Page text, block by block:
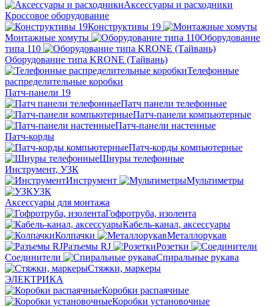
Аксессуары и расходники
Кроссовое оборудование
Конструктивы 19
Монтажные хомуты
Оборудование
типа 110
Оборудование типа KRONE (Тайвань)
Телефонные
распределительные коробки
Патч-панели 19
Патч панели телефонные
Патч-панели компьютерные
Патч-панели настенные
Патч-корды
Патч-корды компьютерные
Шнуры телефонные
Инструмент, УЗК
Инструмент
Мультиметры
УЗК
Аксессуары для монтажа
Гофротруба, изолента
Кабель-канал, аксессуары
Колпачки
Металлорукав
Разъемы RJ
Розетки
Соединители
Спиральные рукава
Стяжки, маркеры
ЭЛЕКТРИКА
Коробки распаячные
Коробки установочные